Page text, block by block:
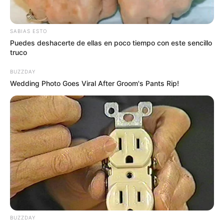
Más información:
Ciberataque a EPM afecta las
recargas de energía y agua prepago
SABIAS ESTO
Puedes deshacerte de ellas en poco tiempo con este sencillo
truco
BUZZDAY
Wedding Photo Goes Viral After Groom's Pants Rip!
BUZZDAY